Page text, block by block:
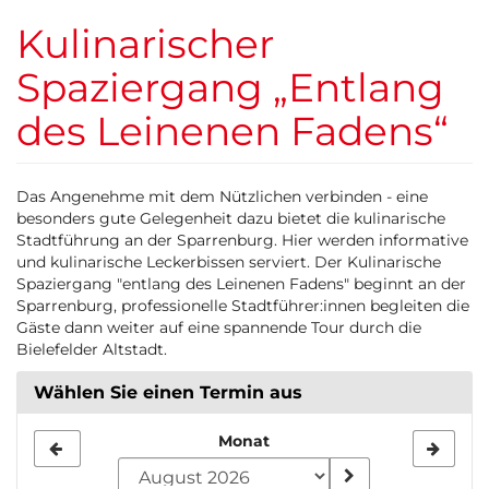
Haupt-
Inhalt
springen
Kulinarischer
Spaziergang „Entlang
des Leinenen Fadens“
Das Angenehme mit dem Nützlichen verbinden - eine
besonders gute Gelegenheit dazu bietet die kulinarische
Stadtführung an der Sparrenburg. Hier werden informative
und kulinarische Leckerbissen serviert. Der Kulinarische
Spaziergang "entlang des Leinenen Fadens" beginnt an der
Sparrenburg, professionelle Stadtführer:innen begleiten die
Gäste dann weiter auf eine spannende Tour durch die
Bielefelder Altstadt.
Wählen Sie einen Termin aus
Monat